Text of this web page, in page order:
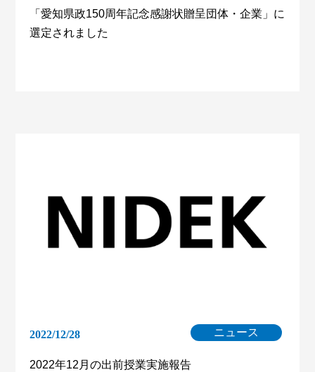
「愛知県政150周年記念感謝状贈呈団体・企業」に
選定されました
2022/12/28 ニュース
2022年12月の出前授業実施報告